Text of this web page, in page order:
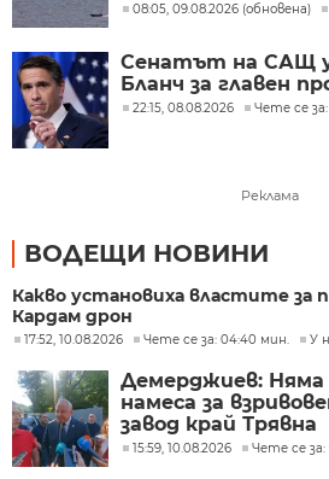
08:05, 09.08.2026 (обновена)
Сенатът на САЩ
Бланч за главен
22:15, 08.08.2026 Чете се
Реклама
ВОДЕЩИ НОВИНИ
Какво установиха властите за
Кардам дрон
17:52, 10.08.2026 Чете се за: 04:40 мин. У
Демерджиев: Няма
намеса за
завод край Трявна
15:59, 10.08.2026 Чете се за: